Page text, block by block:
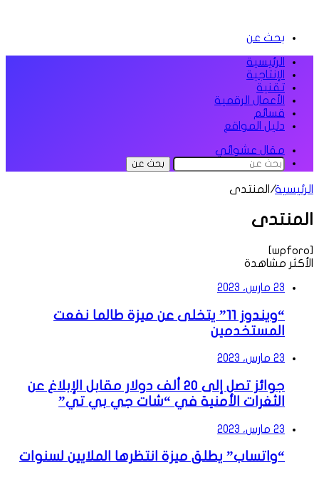
بحث عن
الرئيسية
الإنتاجية
تقنية
الأعمال الرقمية
قسائم
دليل المواقع
مقال عشوائي
بحث عن
الرئيسية/ المنتدى
المنتدى
[wpforo]
الأكثر مشاهدة
23 مارس، 2023
“ويندوز 11” يتخلى عن ميزة طالما نفعت
المستخدمين
23 مارس، 2023
جوائز تصل إلى 20 ألف دولار مقابل الإبلاغ عن
الثغرات الأمنية في “شات جي بي تي”
23 مارس، 2023
“واتساب” يطلق ميزة انتظرها الملايين لسنوات